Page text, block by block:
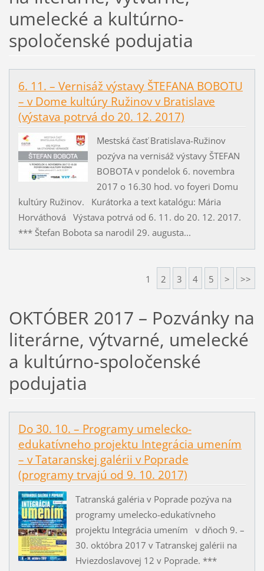
umelecké a kultúrno-
spoločenské podujatia
6. 11. – Vernisáž výstavy ŠTEFANA BOBOTU
– v Dome kultúry Ružinov v Bratislave
(výstava potrvá do 20. 12. 2017)
Mestská časť Bratislava-Ružinov
pozýva na vernisáž výstavy ŠTEFAN
BOBOTA v pondelok 6. novembra
2017 o 16.30 hod. vo foyeri Domu
kultúry Ružinov. Kurátorka a text katalógu: Mária
Horváthová Výstava potrvá od 6. 11. do 20. 12. 2017.
*** Štefan Bobota sa narodil 29. augusta...
1 2 3 4 5 > >>
OKTÓBER 2017 – Pozvánky na
literárne, výtvarné, umelecké
a kultúrno-spoločenské
podujatia
Do 30. 10. – Programy umelecko-
edukatívneho projektu Integrácia umením
– v Tataranskej galérii v Poprade
(programy trvajú od 9. 10. 2017)
Tatranská galéria v Poprade pozýva na
programy umelecko-edukatívneho
projektu Integrácia umením v dňoch 9. –
30. októbra 2017 v Tatranskej galérii na
Hviezdoslavovej 12 v Poprade. ***